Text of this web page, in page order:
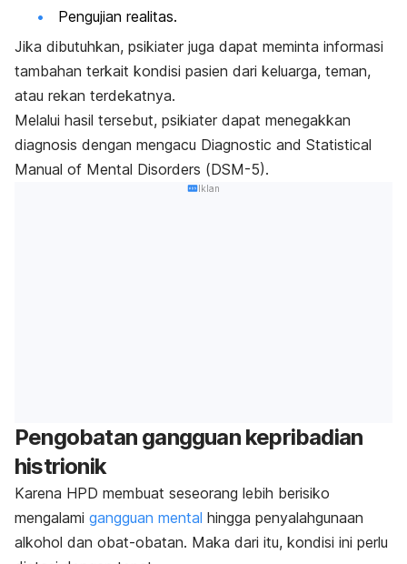
Pengujian realitas.
Jika dibutuhkan, psikiater juga dapat meminta informasi
tambahan terkait kondisi pasien dari keluarga, teman,
atau rekan terdekatnya.
Melalui hasil tersebut, psikiater dapat menegakkan
diagnosis dengan mengacu Diagnostic and Statistical
Manual of Mental Disorders (DSM-5).
Iklan
Pengobatan gangguan kepribadian
histrionik
Karena HPD membuat seseorang lebih berisiko
mengalami gangguan mental hingga penyalahgunaan
alkohol dan obat-obatan. Maka dari itu, kondisi ini perlu